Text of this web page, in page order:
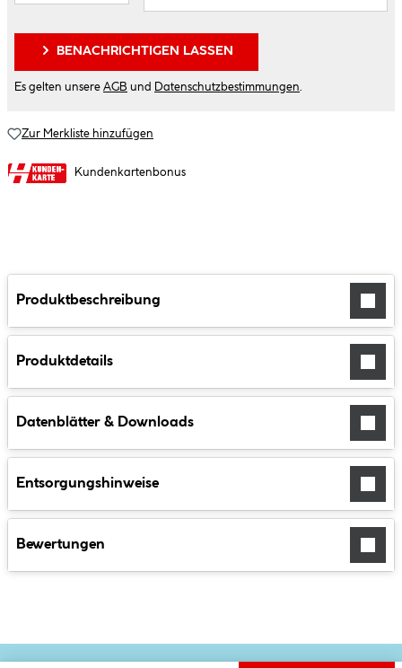
BENACHRICHTIGEN LASSEN
Es gelten unsere AGB und Datenschutzbestimmungen
Zur Merkliste hinzufügen
Kundenkartenbonus
Produktbeschreibung
Produktdetails
Datenblätter & Downloads
Entsorgungshinweise
Bewertungen